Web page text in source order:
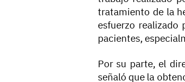
tratamiento de la
esfuerzo realizado
pacientes,
Por su parte, el
señaló que la